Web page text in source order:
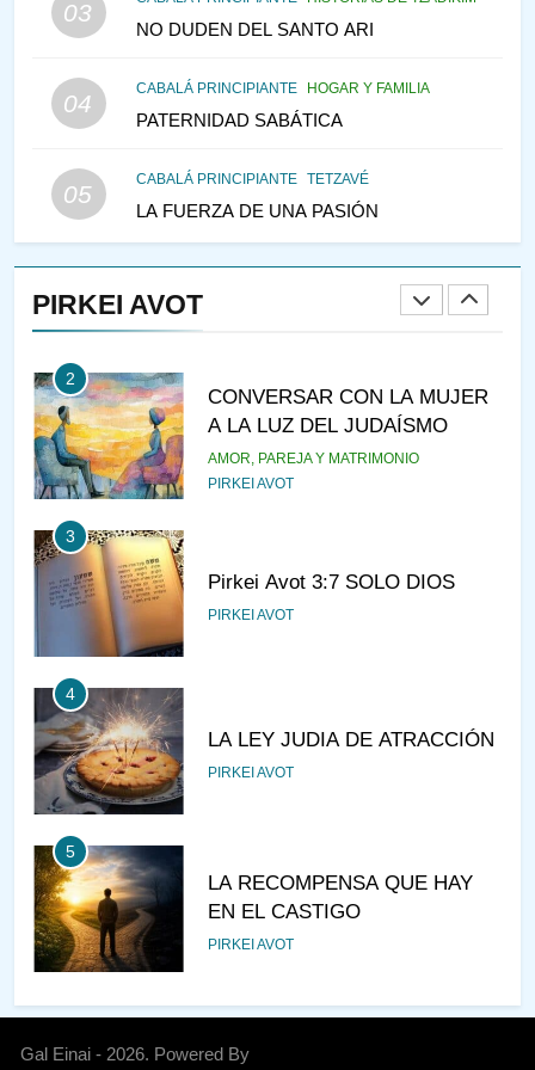
03
NO DUDEN DEL SANTO ARI
04
CABALÁ PRINCIPIANTE HOGAR Y FAMILIA
PATERNIDAD SABÁTICA
05
CABALÁ PRINCIPIANTE TETZAVÉ
LA FUERZA DE UNA PASIÓN
PIRKEI AVOT
VEAMOS ¿POR QUÉ
IEHOSHÚA? Y LA QUEJA DE
1
RAZI ¿QUIÉN ES SABIO?
2
CONVERSAR CON LA MUJER
A LA LUZ DEL JUDAÍSMO
AMOR, PAREJA Y MATRIMONIO
PIRKEI AVOT
3
Pirkei Avot 3:7 SOLO DIOS
PIRKEI AVOT
4
LA LEY JUDIA DE ATRACCIÓN
PIRKEI AVOT
5
LA RECOMPENSA QUE HAY
EN EL CASTIGO
PIRKEI AVOT
6
¿DE DÓNDE VIENES?
Gal Einai - 2026. Powered By